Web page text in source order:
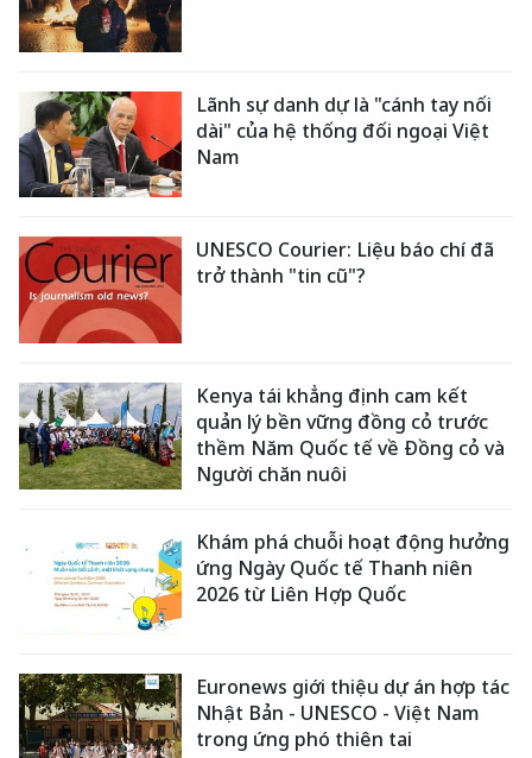
Lãnh sự danh dự là "cánh tay nối
dài" của hệ thống đối ngoại Việt
Nam
UNESCO Courier: Liệu báo chí đã
trở thành "tin cũ"?
Kenya tái khẳng định cam kết
quản lý bền vững đồng cỏ trước
thềm Năm Quốc tế về Đồng cỏ và
Người chăn nuôi
Khám phá chuỗi hoạt động hưởng
ứng Ngày Quốc tế Thanh niên
2026 từ Liên Hợp Quốc
Euronews giới thiệu dự án hợp tác
Nhật Bản - UNESCO - Việt Nam
trong ứng phó thiên tai